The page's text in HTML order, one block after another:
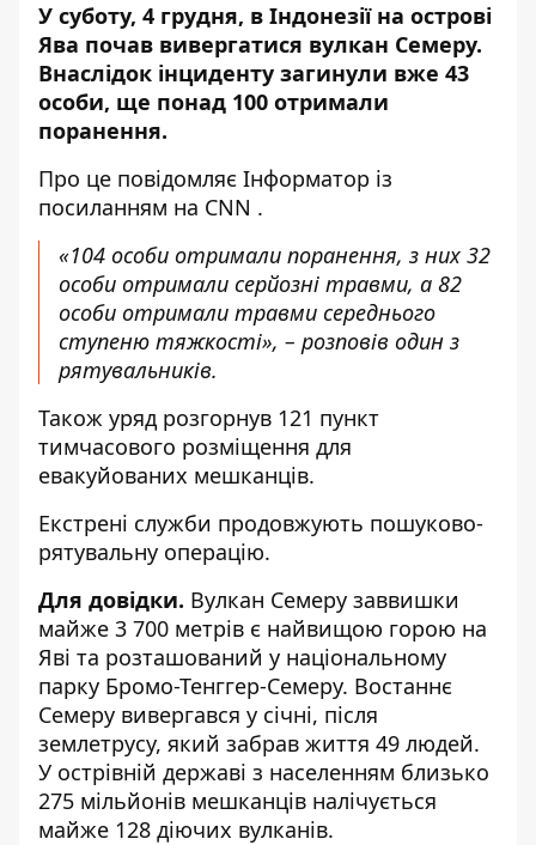
У суботу, 4 грудня, в Індонезії на острові
Ява почав вивергатися вулкан Семеру.
Внаслідок інциденту загинули вже 43
особи, ще понад 100 отримали
поранення.
Про це повідомляє Інформатор із
посиланням на CNN .
«104 особи отримали поранення, з них 32
особи отримали серйозні травми, а 82
особи отримали травми середнього
ступеню тяжкості», – розповів один з
рятувальників.
Також уряд розгорнув 121 пункт
тимчасового розміщення для
евакуйованих мешканців.
Екстрені служби продовжують пошуково-
рятувальну операцію.
Для довідки. Вулкан Семеру заввишки
майже 3 700 метрів є найвищою горою на
Яві та розташований у національному
парку Бромо-Тенггер-Семеру. Востаннє
Семеру вивергався у січні, після
землетрусу, який забрав життя 49 людей.
У острівній державі з населенням близько
275 мільйонів мешканців налічується
майже 128 діючих вулканів.